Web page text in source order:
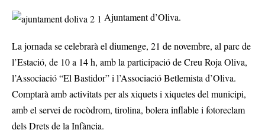
Ajuntament d’Oliva.
La jornada se celebrarà el diumenge, 21 de novembre, al parc de
l’Estació, de 10 a 14 h, amb la participació de Creu Roja Oliva,
l’Associació “El Bastidor” i l’Associació Betlemista d’Oliva.
Comptarà amb activitats per als xiquets i xiquetes del municipi,
amb el servei de rocòdrom, tirolina, bolera inflable i fotoreclam
dels Drets de la Infància.